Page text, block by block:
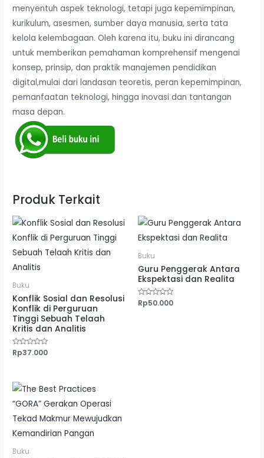
menyentuh aspek teknologi, tetapi juga kepemimpinan,
kurikulum, asesmen, sumber daya manusia, serta tata
kelola kelembagaan. Oleh karena itu, buku ini dirancang
untuk memberikan pemahaman komprehensif mengenai
konsep, prinsip, dan praktik manajemen pendidikan
digital,mulai dari landasan teoretis, peran kepemimpinan,
pemanfaatan teknologi, hingga inovasi dan tantangan
masa depan.
Produk Terkait
Buku
Konflik Sosial dan Resolusi
Konflik di Perguruan
Tinggi Sebuah Telaah
Kritis dan Analitis
Dinilai
Rp37.000
Buku
Guru Penggerak Antara
Ekspektasi dan Realita
Dinilai
Rp50.000
Buku